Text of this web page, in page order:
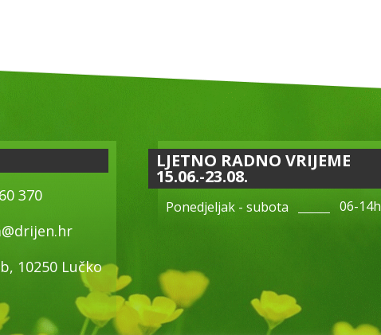
370
10250 Lučko
LJETNO RADNO VRIJEME
15.06.-23.08.
Ponedjeljak - subota 06-14h